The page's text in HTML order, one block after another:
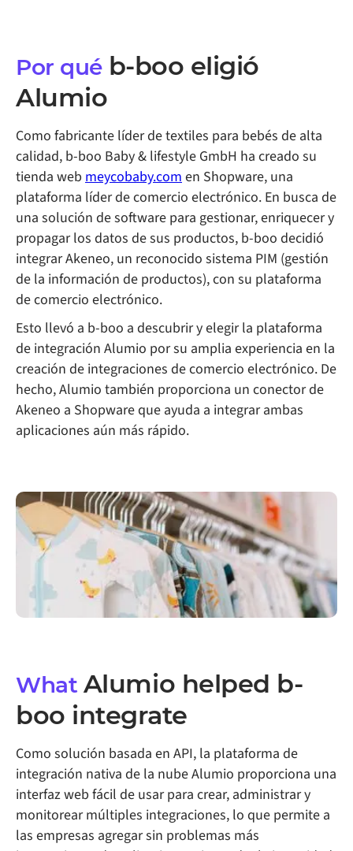
Por qué b-boo eligió
Alumio
Como fabricante líder de textiles para bebés de alta
calidad, b-boo Baby & lifestyle GmbH ha creado su
tienda web meycobaby.comen Shopware, una
plataforma líder de comercio electrónico. En busca de
una solución de software para gestionar, enriquecer y
propagar los datos de sus productos, b-boo decidió
integrar Akeneo, un reconocido sistema PIM (gestión
de la información de productos), con su plataforma
de comercio electrónico.
Esto llevó a b-boo a descubrir y elegir la plataforma
de integración Alumio por su amplia experiencia en la
creación de integraciones de comercio electrónico. De
hecho, Alumio también proporciona un conector de
Akeneo a Shopware que ayuda a integrar ambas
aplicaciones aún más rápido.
What Alumio helped b-
boo integrate
Como solución basada en API, la plataforma de
integración nativa de la nube Alumio proporciona una
interfaz web fácil de usar para crear, administrar y
monitorear múltiples integraciones, lo que permite a
las empresas agregar sin problemas más